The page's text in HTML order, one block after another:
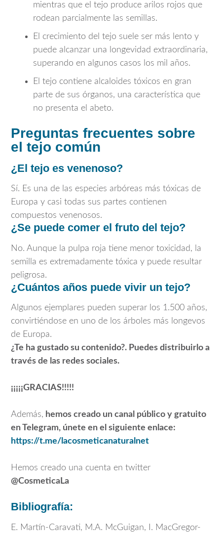
mientras que el tejo produce arilos rojos que
rodean parcialmente las semillas.
El crecimiento del tejo suele ser más lento y
puede alcanzar una longevidad extraordinaria,
superando en algunos casos los mil años.
El tejo contiene alcaloides tóxicos en gran
parte de sus órganos, una característica que
no presenta el abeto.
Preguntas frecuentes sobre
el tejo común
¿El tejo es venenoso?
Sí. Es una de las especies arbóreas más tóxicas de
Europa y casi todas sus partes contienen
compuestos venenosos.
¿Se puede comer el fruto del tejo?
No. Aunque la pulpa roja tiene menor toxicidad, la
semilla es extremadamente tóxica y puede resultar
peligrosa.
¿Cuántos años puede vivir un tejo?
Algunos ejemplares pueden superar los 1.500 años,
convirtiéndose en uno de los árboles más longevos
de Europa.
¿Te ha gustado su contenido?. Puedes distribuirlo a
través de las redes sociales.
¡¡¡¡¡GRACIAS!!!!!
Además, hemos creado un canal público y gratuito
en Telegram, únete en el siguiente enlace:
https://t.me/lacosmeticanaturalnet
Hemos creado una cuenta en twitter
@CosmeticaLa
Bibliografía:
E. Martín-Caravati, M.A. McGuigan, I. MacGregor-